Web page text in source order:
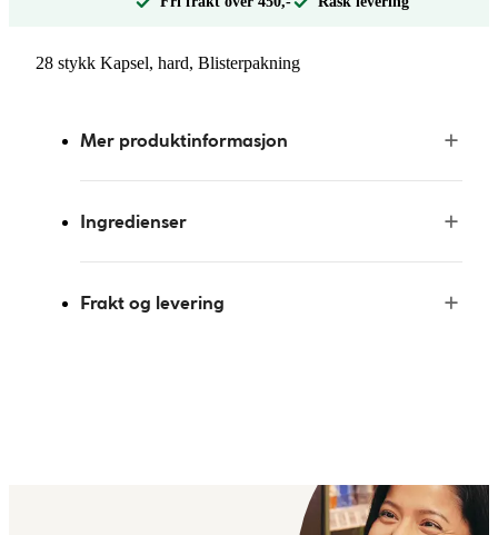
28 stykk Kapsel, hard, Blisterpakning
Mer produktinformasjon
Ingredienser
Frakt og levering